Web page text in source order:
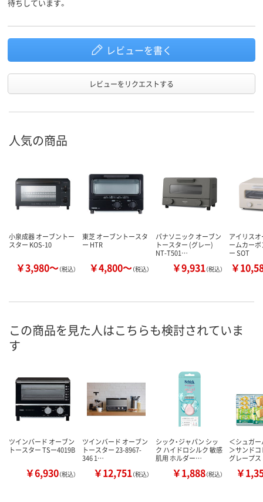
待ちしています。
レビューを書く
レビューをリクエストする
人気の商品
小泉成器 オーブントー
スター KOS-10
￥3,980～（税込）
東芝 オーブントースタ
ー HTR
￥4,800～（税込）
パナソニック オーブン
トースター (グレー)
NT-T501…
￥9,931（税込）
アイリス
ームカー
ー SOT
￥
この商品を見た人はこちらも検討されていま
す
ツインバード オーブン
トースター TSー4019B
￥6,930（税込）
ツインバード オーブン
トースター 23-8967-
346 1…
￥12,751（税込）
シック・ジャパン シッ
ク ハイドロシルク 敏感
肌用 ホルダー…
￥1,888（税込）
＜シュガ
＞サンド
グレープ
￥